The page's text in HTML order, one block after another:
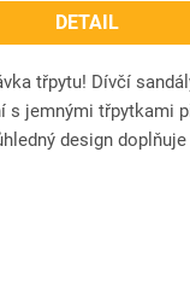
DETAIL
třpytu! Dívčí
s jemnými třpytkami
design